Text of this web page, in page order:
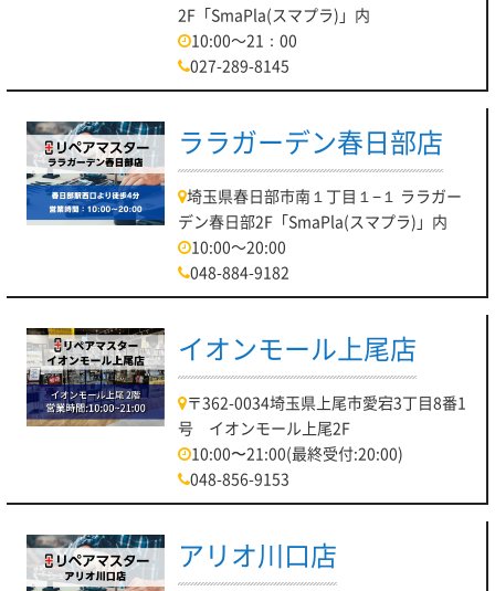
2F「SmaPla(スマプラ)」内
10:00～21：00
027-289-8145
ララガーデン春日部店
埼玉県春日部市南１丁目１−１ ララガー
デン春日部2F「SmaPla(スマプラ)」内
10:00～20:00
048-884-9182
イオンモール上尾店
〒362-0034埼玉県上尾市愛宕3丁目8番1
号 イオンモール上尾2F
10:00〜21:00(最終受付:20:00)
048-856-9153
アリオ川口店